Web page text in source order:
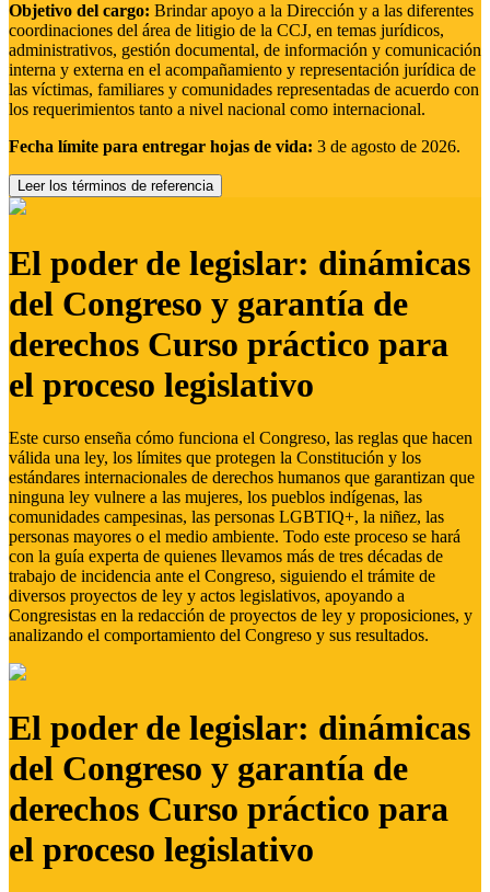
Objetivo del cargo: Brindar apoyo a la Dirección y a las diferentes
coordinaciones del área de litigio de la CCJ, en temas jurídicos,
administrativos, gestión documental, de información y comunicación
interna y externa en el acompañamiento y representación jurídica de
las víctimas, familiares y comunidades representadas de acuerdo con
los requerimientos tanto a nivel nacional como internacional.
Fecha límite para entregar hojas de vida: 3 de agosto de 2026.
Leer los términos de referencia
El poder de legislar: dinámicas
del Congreso y garantía de
derechos Curso práctico para
el proceso legislativo
Este curso enseña cómo funciona el Congreso, las reglas que hacen
válida una ley, los límites que protegen la Constitución y los
estándares internacionales de derechos humanos que garantizan que
ninguna ley vulnere a las mujeres, los pueblos indígenas, las
comunidades campesinas, las personas LGBTIQ+, la niñez, las
personas mayores o el medio ambiente. Todo este proceso se hará
con la guía experta de quienes llevamos más de tres décadas de
trabajo de incidencia ante el Congreso, siguiendo el trámite de
diversos proyectos de ley y actos legislativos, apoyando a
Congresistas en la redacción de proyectos de ley y proposiciones, y
analizando el comportamiento del Congreso y sus resultados.
El poder de legislar: dinámicas
del Congreso y garantía de
derechos Curso práctico para
el proceso legislativo